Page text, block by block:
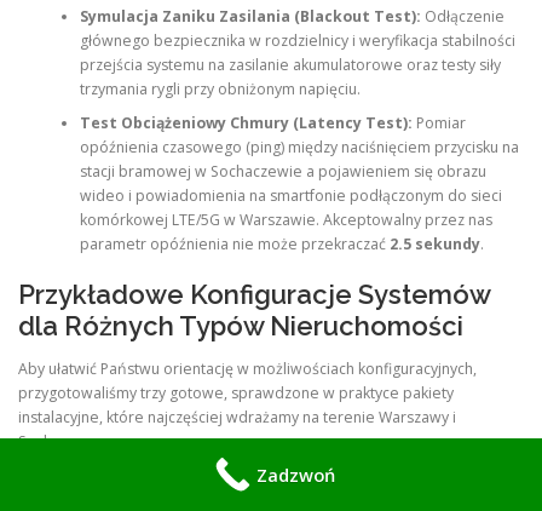
Symulacja Zaniku Zasilania (Blackout Test): Odłączenie
głównego bezpiecznika w rozdzielnicy i weryfikacja stabilności
przejścia systemu na zasilanie akumulatorowe oraz testy siły
trzymania rygli przy obniżonym napięciu.
Test Obciążeniowy Chmury (Latency Test): Pomiar
opóźnienia czasowego (ping) między naciśnięciem przycisku na
stacji bramowej w Sochaczewie a pojawieniem się obrazu
wideo i powiadomienia na smartfonie podłączonym do sieci
komórkowej LTE/5G w Warszawie. Akceptowalny przez nas
parametr opóźnienia nie może przekraczać 2.5 sekundy.
Przykładowe Konfiguracje Systemów
dla Różnych Typów Nieruchomości
Aby ułatwić Państwu orientację w możliwościach konfiguracyjnych,
przygotowaliśmy trzy gotowe, sprawdzone w praktyce pakiety
instalacyjne, które najczęściej wdrażamy na terenie Warszawy i
Sochaczewa.
Pakiet: “Bezpieczny Dom Jednorodzinny”
Zadzwoń